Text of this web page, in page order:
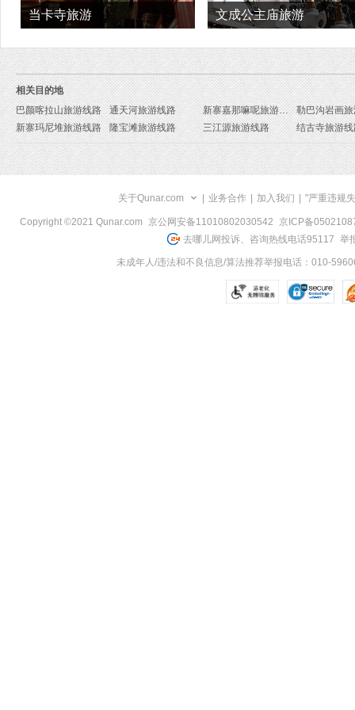
当卡寺旅游 文成公主庙旅游
相关目的地
巴颜喀拉山旅游线路
通天河旅游线路 新寨嘉那嘛呢旅游线路
勒巴沟岩画
新寨玛尼堆旅游线路
隆宝滩旅游线路 三江源旅游线路 结古寺旅游
关于Qunar.com 业务合作 加入我们 "严重违规
Copyright ©2021 Qunar.com 京公网安备11010802030542
京ICP备
去哪儿网投诉、咨询热线电话95117 举
未成年人/违法和不良信息/算法推荐举报电话：010-